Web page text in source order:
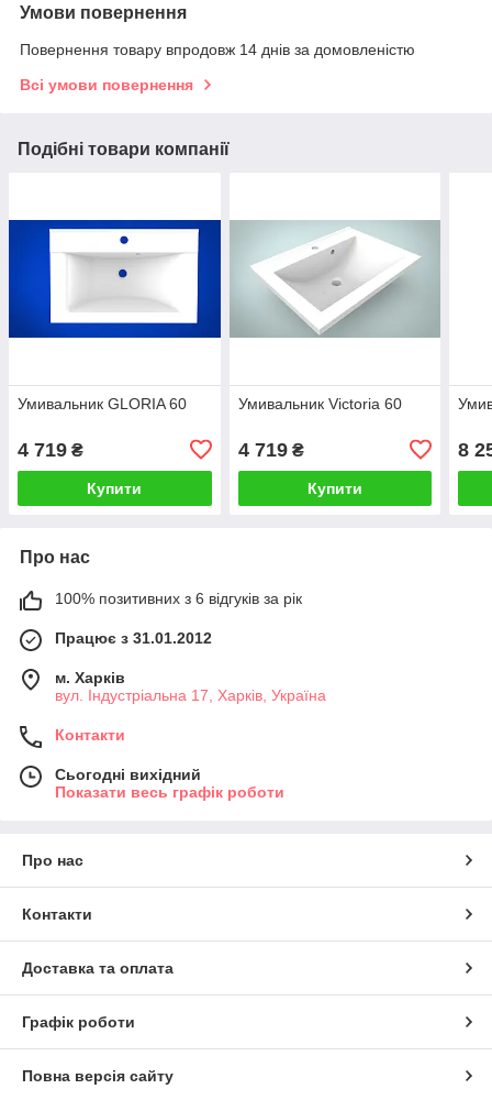
Умови повернення
Повернення товару впродовж 14 днів за домовленістю
Всі умови повернення
Подібні товари компанії
Умивальник GLORIA 60
4 719 ₴
Купити
Умивальник Victoria 60
4 719₴
Купити
8
Про нас
100% позитивних з 6 відгуків за рік
Працює з 31.01.2012
м. Харків
вул. Індустріальна 17, Харків, Україна
Контакти
Сьогодні вихідний
Показати весь графік роботи
Про нас
Контакти
Доставка та оплата
Графік роботи
Повна версія сайту